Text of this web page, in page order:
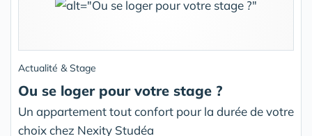
Actualité & Stage
Ou se loger pour votre stage ?
Un appartement tout confort pour la durée de votre
choix chez Nexity Studéa